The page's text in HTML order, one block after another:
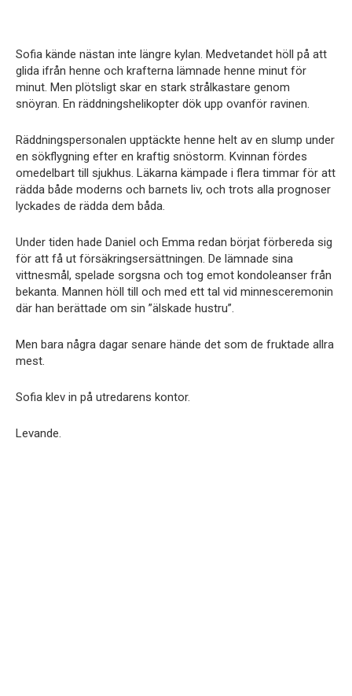
Sofia kände nästan inte längre kylan. Medvetandet höll på att
glida ifrån henne och krafterna lämnade henne minut för
minut. Men plötsligt skar en stark strålkastare genom
snöyran. En räddningshelikopter dök upp ovanför ravinen.
Räddningspersonalen upptäckte henne helt av en slump under
en sökflygning efter en kraftig snöstorm. Kvinnan fördes
omedelbart till sjukhus. Läkarna kämpade i flera timmar för att
rädda både moderns och barnets liv, och trots alla prognoser
lyckades de rädda dem båda.
Under tiden hade Daniel och Emma redan börjat förbereda sig
för att få ut försäkringsersättningen. De lämnade sina
vittnesmål, spelade sorgsna och tog emot kondoleanser från
bekanta. Mannen höll till och med ett tal vid minnesceremonin
där han berättade om sin ”älskade hustru”.
Men bara några dagar senare hände det som de fruktade allra
mest.
Sofia klev in på utredarens kontor.
Levande.